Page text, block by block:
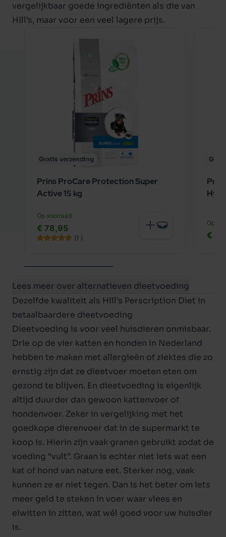
vergelijkbaar goede ingrediënten als die van
Hill’s, maar voor een veel lagere prijs.
Gratis verzending
Prins ProCare Protection Super
Active 15 kg
Op voorraad
€ 78,95
(1 )
Op
€
Lees meer over alternatieven dieetvoeding
Dezelfde kwaliteit als Hill’s Perscription Diet in
betaalbaardere dieetvoeding
Dieetvoeding is voor veel huisdieren onmisbaar.
Drie op de vier katten en honden in Nederland
hebben te maken met allergieën of ziektes die zo
ernstig zijn dat ze dieetvoer moeten eten om
gezond te blijven. En dieetvoeding is eigenlijk
altijd duurder dan gewoon kattenvoer of
hondenvoer. Zeker in vergelijking met het
goedkope dierenvoer dat in de supermarkt te
koop is. Hierin zijn vaak granen gebruikt zodat de
voeding “vult”. Graan is echter niet iets wat een
kat of hond van nature eet. Sterker nog, vaak
kunnen ze er niet tegen. Dan is het beter om iets
meer geld te steken in voer waar vlees en
eiwitten in zitten, wat wél goed voor uw huisdier
is.